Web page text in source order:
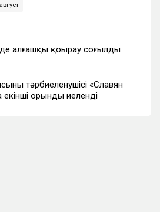
август
алғашқы қоңырау соғылды
тәрбиеленушісі «Славян
орынды иеленді